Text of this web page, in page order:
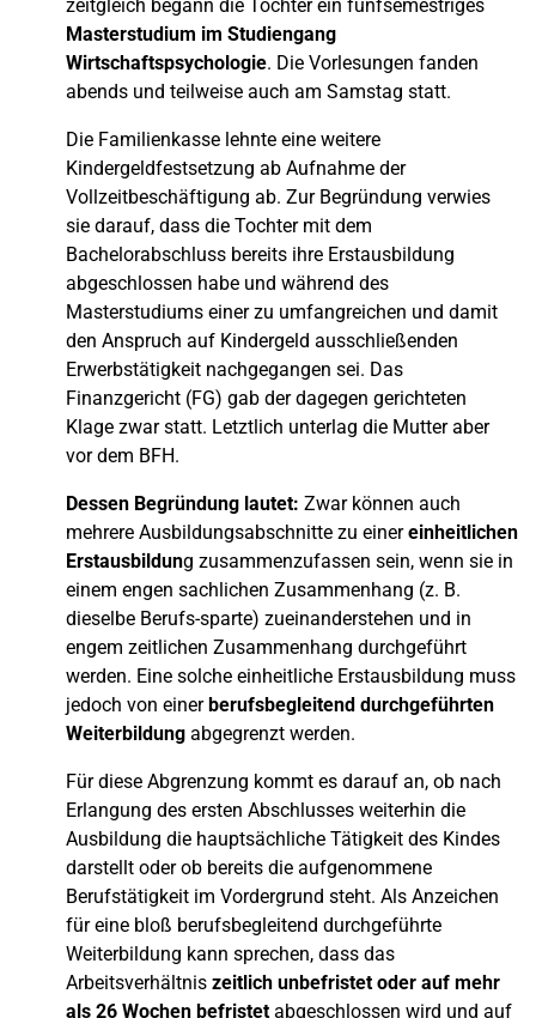
zeitgleich begann die Tochter ein fünfsemestriges
Masterstudium im Studiengang
Wirtschaftspsychologie. Die Vorlesungen fanden
abends und teilweise auch am Samstag statt.
Die Familienkasse lehnte eine weitere
Kindergeldfestsetzung ab Aufnahme der
Vollzeitbeschäftigung ab. Zur Begründung verwies
sie darauf, dass die Tochter mit dem
Bachelorabschluss bereits ihre Erstausbildung
abgeschlossen habe und während des
Masterstudiums einer zu umfangreichen und damit
den Anspruch auf Kindergeld ausschließenden
Erwerbstätigkeit nachgegangen sei. Das
Finanzgericht (FG) gab der dagegen gerichteten
Klage zwar statt. Letztlich unterlag die Mutter aber
vor dem BFH.
Dessen Begründung lautet: Zwar können auch
mehrere Ausbildungsabschnitte zu einereinheitlichen
Erstausbildung zusammenzufassen sein, wenn sie in
einem engen sachlichen Zusammenhang (z. B.
dieselbe Berufs-sparte) zueinanderstehen und in
engem zeitlichen Zusammenhang durchgeführt
werden. Eine solche einheitliche Erstausbildung muss
jedoch von einerberufsbegleitend durchgeführten
Weiterbildung abgegrenzt werden.
Für diese Abgrenzung kommt es darauf an, ob nach
Erlangung des ersten Abschlusses weiterhin die
Ausbildung die hauptsächliche Tätigkeit des Kindes
darstellt oder ob bereits die aufgenommene
Berufstätigkeit im Vordergrund steht. Als Anzeichen
für eine bloß berufsbegleitend durchgeführte
Weiterbildung kann sprechen, dass das
Arbeitsverhältnis zeitlich unbefristet oder auf mehr
als 26 Wochen befristetabgeschlossen wird und auf